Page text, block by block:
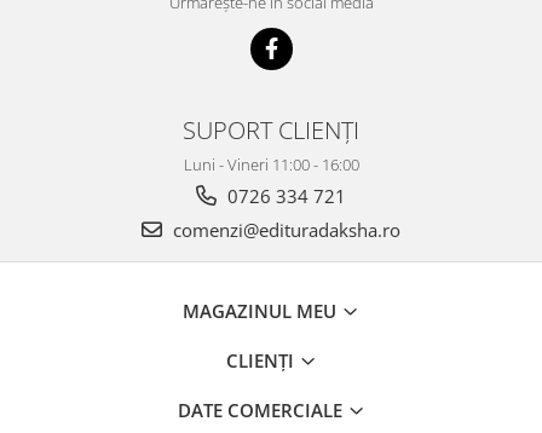
SUPORT CLIENȚI
Luni - Vineri 11:00 - 16:00
0726 334 721
comenzi@edituradaksha.ro
MAGAZINUL MEU
CLIENȚI
DATE COMERCIALE